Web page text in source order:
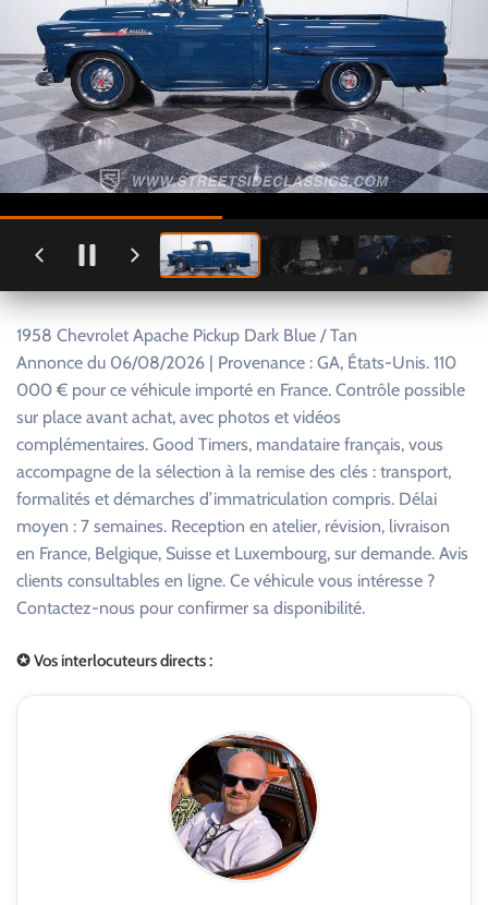
1958 Chevrolet Apache Pickup Dark Blue / Tan
Annonce du 06/08/2026 | Provenance : GA, États-Unis. 110
000 € pour ce véhicule importé en France. Contrôle possible
sur place avant achat, avec photos et vidéos
complémentaires. Good Timers, mandataire français, vous
accompagne de la sélection à la remise des clés : transport,
formalités et démarches d’immatriculation compris. Délai
moyen : 7 semaines. Reception en atelier, révision, livraison
en France, Belgique, Suisse et Luxembourg, sur demande. Avis
clients consultables en ligne. Ce véhicule vous intéresse ?
Contactez-nous pour confirmer sa disponibilité.
✪ Vos interlocuteurs directs :